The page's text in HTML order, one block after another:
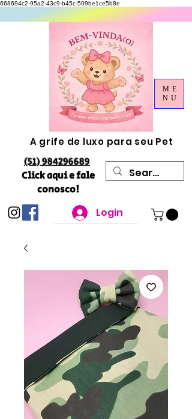
668694c2-95a2-43c9-b45c-509be1ce5b8e
A grife de luxo para seu Pet
(51) 984296689
Click aqui e fale
conosco!
Login
ME
NU